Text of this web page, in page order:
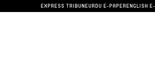
EXPRESS TRIBUNEURDU E-PAPERENGLISH